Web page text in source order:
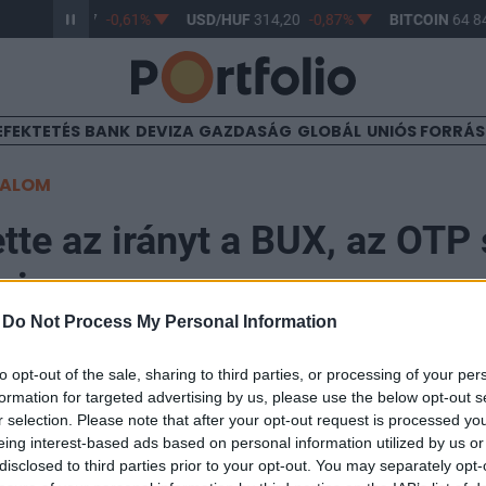
Do Not Process My Personal Information
opt-out of the sale, sharing to third parties, or processing of your
for targeted advertising by us, please use the below opt-out
selection. Please note that after your opt-out request is processed
interest-based ads based on personal information utilized by us
to third parties prior to your opt-out. You may separately
363,17 -0,61% USD/HUF 314,20 -0,87% BITCOIN64
BANK DEVIZA GAZDASÁG GLOBÁL UNIÓS
az irányt a BUX, az OTP
megfelelően a BUX is lefelé vette az irányt a
1.1%-os mínuszban tartózkodik. A régiós indexek